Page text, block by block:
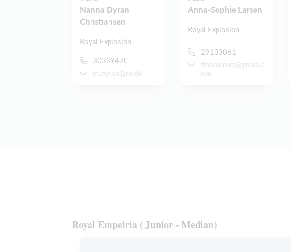
Nanna Dyran
Christiansen
Royal Explosion
30339470
m.dyran@rn.dk
Anna-Sophie Larsen
Royal Explosion
29133061
tinamurum@gmail.c
om
Royal Empeiria ( Junior - Median)